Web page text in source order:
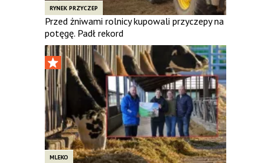
RYNEK PRZYCZEP
Przed żniwami rolnicy kupowali przyczepy na
potęgę. Padł rekord
MLEKO